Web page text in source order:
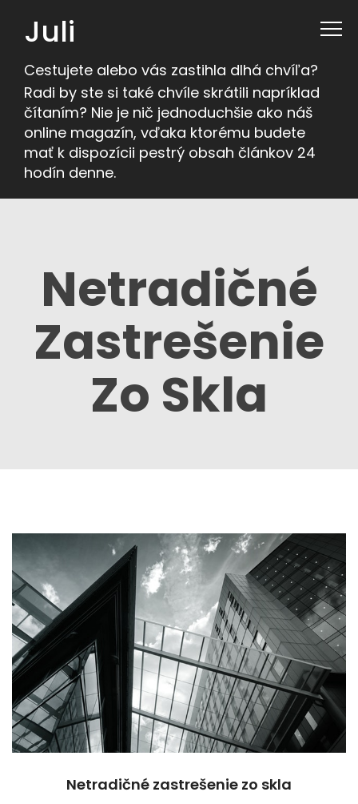
Juli
Cestujete alebo vás zastihla dlhá chvíľa?
Radi by ste si také chvíle skrátili napríklad
čítaním? Nie je nič jednoduchšie ako náš
online magazín, vďaka ktorému budete
mať k dispozícii pestrý obsah článkov 24
hodín denne.
Netradičné
Zastrešenie
Zo Skla
Netradičné zastrešenie zo skla